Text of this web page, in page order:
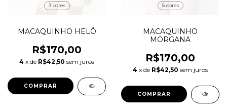
3 cores
MACAQUINHO HELÔ
R$170,00
4 x de R$42,50 sem juros
COMPRAR
5 cores
MACAQUINHO
MORGANA
R$170,00
4 x de R$42,50 sem juros
COMPRAR